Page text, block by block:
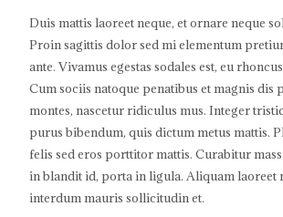
Duis mattis laoreet neque, et ornare neque
Proin sagittis dolor sed mi elementum
ante. Vivamus egestas sodales est, eu
Cum sociis natoque penatibus et magnis dis
montes, nascetur ridiculus mus. Integer
purus bibendum, quis dictum metus mattis.
felis sed eros porttitor mattis. Curabitur
in blandit id, porta in ligula. Aliquam laoreet
interdum mauris sollicitudin et.